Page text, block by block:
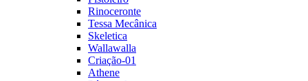
Rinoceronte
Tessa Mecânica
Skeletica
Wallawalla
Criação-01
Athene